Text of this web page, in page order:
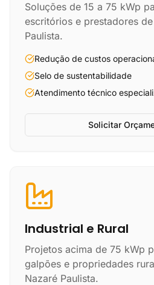
Soluções de 15 a 75 kWp
escritórios e prestadores
Paulista.
Redução de custos
Selo de sustentabilidade
Atendimento técnico
Solicitar
Industrial e Rural
Projetos acima de 75 kWp
galpões e propriedades
Nazaré Paulista.